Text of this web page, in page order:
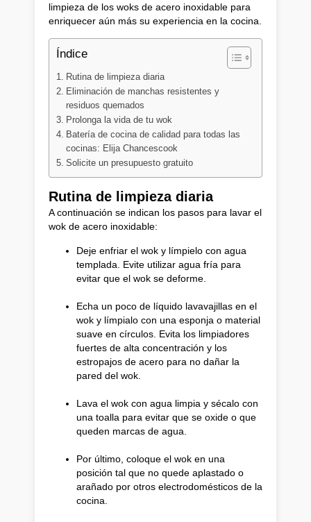
limpieza de los woks de acero inoxidable para
enriquecer aún más su experiencia en la cocina.
Índice
Rutina de limpieza diaria
Eliminación de manchas resistentes y
residuos quemados
Prolonga la vida de tu wok
Batería de cocina de calidad para todas las
cocinas: Elija Chancescook
Solicite un presupuesto gratuito
Rutina de limpieza diaria
A continuación se indican los pasos para lavar el
wok de acero inoxidable:
Deje enfriar el wok y límpielo con agua
templada. Evite utilizar agua fría para
evitar que el wok se deforme.
Echa un poco de líquido lavavajillas en el
wok y límpialo con una esponja o material
suave en círculos. Evita los limpiadores
fuertes de alta concentración y los
estropajos de acero para no dañar la
pared del wok.
Lava el wok con agua limpia y sécalo con
una toalla para evitar que se oxide o que
queden marcas de agua.
Por último, coloque el wok en una
posición tal que no quede aplastado o
arañado por otros electrodomésticos de la
cocina.